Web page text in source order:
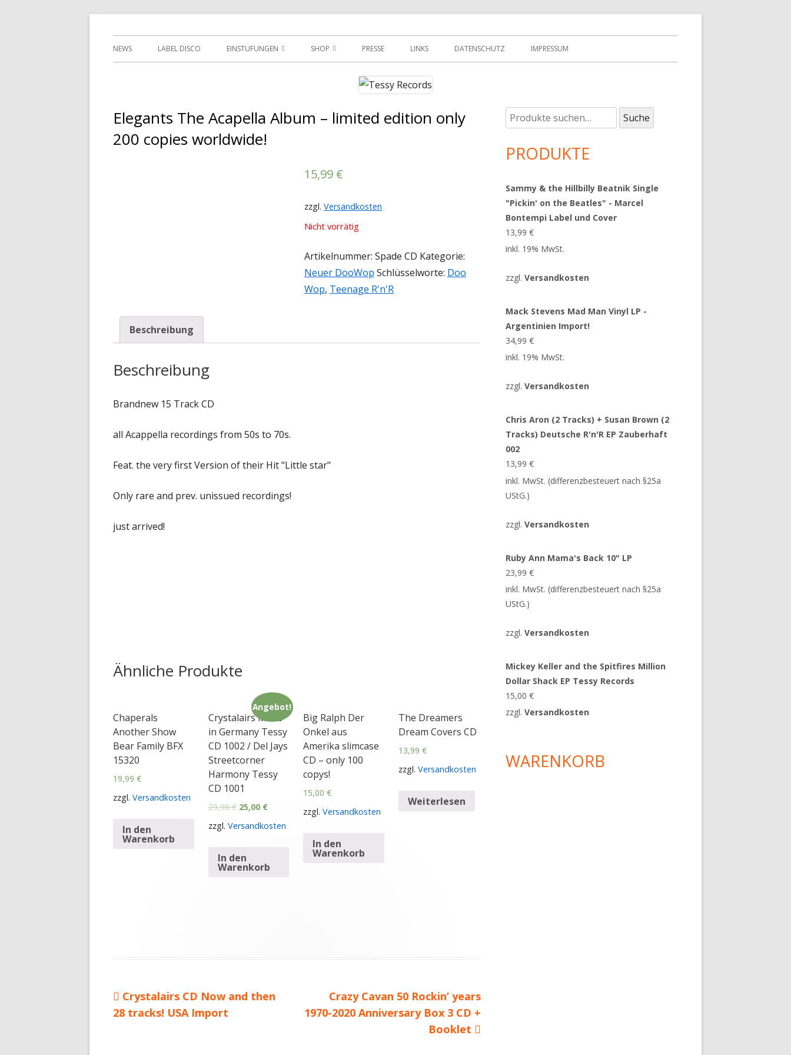
Tessy Records
Primäres
NEWS LABEL DISCO EINSTUFUNGEN SHOP
WARENKORB
PRESSE LINKS DATENSCHUTZ IMPRESSUM
Elegants The Acapella Album – limited edition only
200 copies worldwide!
15,99 €
zzgl. Versandkosten
Nicht vorrätig
Artikelnummer: Spade CD Kategorie:
Neuer DooWop Schlüsselworte: Doo
Wop, Teenage R'n'R
Beschreibung
Beschreibung
Brandnew 15 Track CD
all Acappella recordings from 50s to 70s.
Feat. the very first Version of their Hit "Little star"
Only rare and prev. unissued recordings!
just arrived!
Ähnliche Produkte
Chaperals
Another Show
Bear Family BFX
15320
19,99 €
zzgl. Versandkosten
In den
Warenkorb
Angebot!
Crystalairs Made
in Germany Tessy
CD 1002 / Del Jays
Streetcorner
Harmony Tessy
CD 1001
29,98€ 25,00 €
zzgl. Versandkosten
In den
Warenkorb
Big Ralph Der
Onkel aus
Amerika slimcase
CD – only 100
copys!
15,00€
zzgl.Versandkosten
In den
Warenkorb
The Dreamers
Dream Covers CD
13,99 €
zzgl. Versandkosten
Weiterlesen
Beitragsnavigation
Vorheriger
Beitrag:
Crystalairs CD Now and then
28 tracks! USA Import
Nächster
Beitrag
Crazy Cavan 50 Rockin’ years
1970-2020 Anniversary Box 3 CD +
Booklet
Haupt-
Seitenleiste
Suche
nach:
Suche
PRODUKTE
Sammy & the Hillbilly Beatnik Single
"Pickin' on the Beatles" - Marcel
Bontempi Label und Cover
13,99€
inkl. 19% MwSt.
zzgl.Versandkosten
Mack Stevens Mad Man Vinyl LP -
Argentinien Import!
34,99€
inkl. 19% MwSt.
zzgl.Versandkosten
Chris Aron (2 Tracks) + Susan Brown (2
Tracks) Deutsche R'n'R EP Zauberhaft
002
13,99€
inkl. MwSt. (differenzbesteuert nach §25a
UStG.)
zzgl.Versandkosten
Ruby Ann Mama's Back 10" LP
23,99€
inkl. MwSt. (differenzbesteuert nach §25a
UStG.)
zzgl.Versandkosten
Mickey Keller and the Spitfires Million
Dollar Shack EP Tessy Records
15,00€
zzgl.Versandkosten
WARENKORB